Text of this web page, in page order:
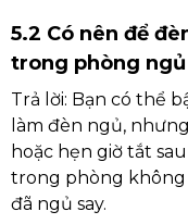
5.2 Có nên để
trong phòng
Trả lời: Bạn có thể
làm đèn ngủ,
hoặc hẹn giờ tắt
trong phòng không
đã ngủ say.